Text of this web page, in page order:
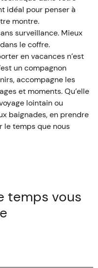
idéal pour penser à
montre.
surveillance. Mieux
le coffre.
en vacances n’est
un compagnon
accompagne les
et moments. Qu’elle
lointain ou
baignades, en prendre
le temps que nous
temps vous